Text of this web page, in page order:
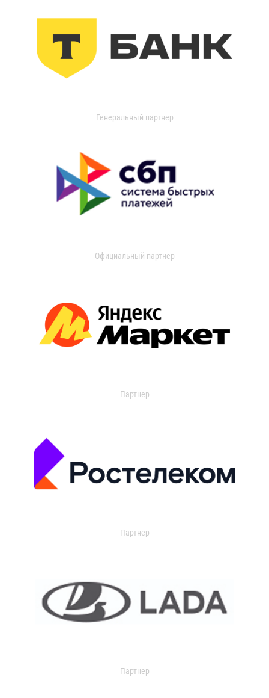
Генеральный партнер
Официальный партнер
Партнер
Партнер
Партнер